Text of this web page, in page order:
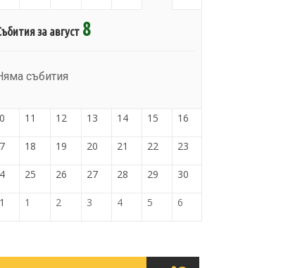
за август 8
събития
11 12 13 14 15 16
18 19 20 21 22 23
25 26 27 28 29 30
1 2 3 4 5 6